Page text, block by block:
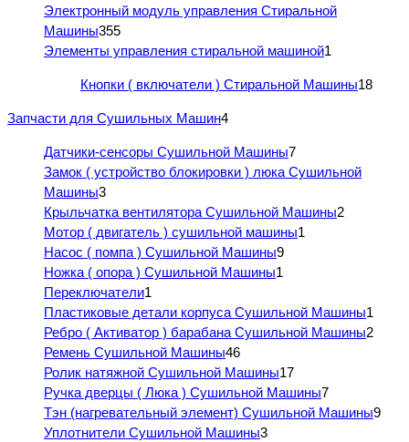
Электронный модуль управления Стиральной
Машины355
Элементы управления стиральной машиной1
Кнопки ( включатели ) Стиральной Машины18
Запчасти для Сушильных Машин4
Датчики-сенсоры Сушильной Машины7
Замок ( устройство блокировки ) люка Сушильной
Машины3
Крыльчатка вентилятора Сушильной Машины2
Мотор ( двигатель ) сушильной машины1
Насос ( помпа ) Сушильной Машины9
Ножка ( опора ) Сушильной Машины1
Переключатели1
Пластиковые детали корпуса Сушильной Машины1
Ребро ( Активатор ) барабана Сушильной Машины2
Ремень Сушильной Машины46
Ролик натяжной Сушильной Машины17
Ручка дверцы ( Люка ) Сушильной Машины7
Тэн (нагревательный элемент) Сушильной Машины9
Уплотнители Сушильной Машины3